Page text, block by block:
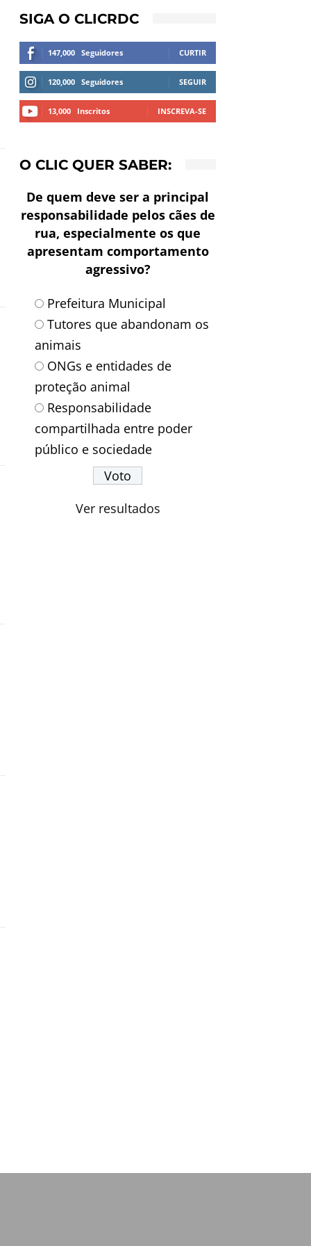
SIGA O CLICRDC
147,000 Seguidores CURTIR
120,000 Seguidores SEGUIR
13,000 Inscritos INSCREVA-SE
O CLIC QUER SABER:
De quem deve ser a principal
responsabilidade pelos cães de
rua, especialmente os que
apresentam comportamento
agressivo?
Prefeitura Municipal
Tutores que abandonam os
animais
ONGs e entidades de
proteção animal
Responsabilidade
compartilhada entre poder
público e sociedade
Ver resultados